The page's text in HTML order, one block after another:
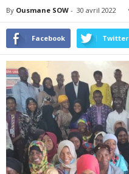
By Ousmane SOW - 30 avril 2022
Facebook Twitter